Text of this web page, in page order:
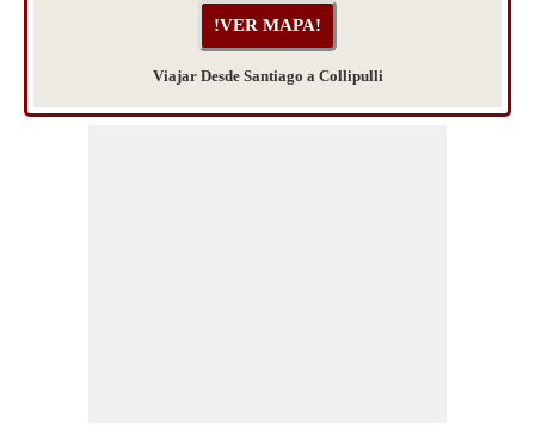
Viajar Desde Santiago a Collipulli